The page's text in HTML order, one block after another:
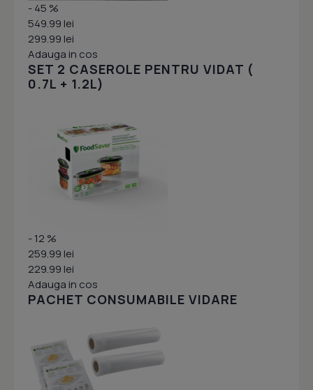
- 45 %
549.99 lei
299.99 lei
Adauga in cos
SET 2 CASEROLE PENTRU VIDAT (
0.7L + 1.2L)
- 12 %
259.99 lei
229.99 lei
Adauga in cos
PACHET CONSUMABILE VIDARE